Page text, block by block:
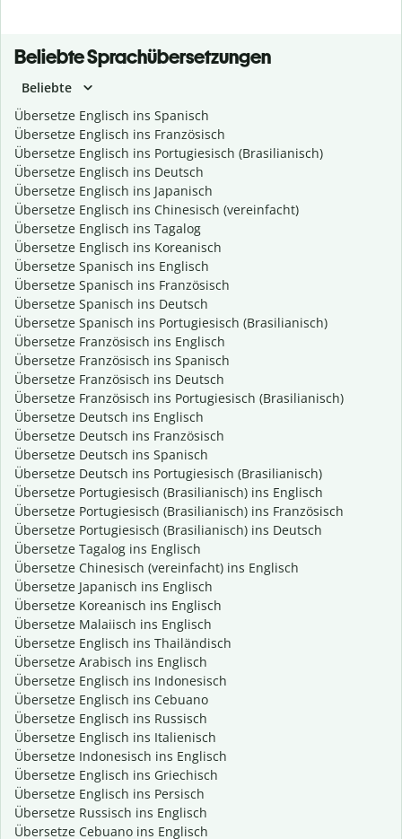
Beliebte Sprachübersetzungen
Beliebte
Übersetze Englisch ins Spanisch
Übersetze Englisch ins Französisch
Übersetze Englisch ins Portugiesisch (Brasilianisch)
Übersetze Englisch ins Deutsch
Übersetze Englisch ins Japanisch
Übersetze Englisch ins Chinesisch (vereinfacht)
Übersetze Englisch ins Tagalog
Übersetze Englisch ins Koreanisch
Übersetze Spanisch ins Englisch
Übersetze Spanisch ins Französisch
Übersetze Spanisch ins Deutsch
Übersetze Spanisch ins Portugiesisch (Brasilianisch)
Übersetze Französisch ins Englisch
Übersetze Französisch ins Spanisch
Übersetze Französisch ins Deutsch
Übersetze Französisch ins Portugiesisch (Brasilianisch)
Übersetze Deutsch ins Englisch
Übersetze Deutsch ins Französisch
Übersetze Deutsch ins Spanisch
Übersetze Deutsch ins Portugiesisch (Brasilianisch)
Übersetze Portugiesisch (Brasilianisch) ins Englisch
Übersetze Portugiesisch (Brasilianisch) ins Französisch
Übersetze Portugiesisch (Brasilianisch) ins Deutsch
Übersetze Tagalog ins Englisch
Übersetze Chinesisch (vereinfacht) ins Englisch
Übersetze Japanisch ins Englisch
Übersetze Koreanisch ins Englisch
Übersetze Malaiisch ins Englisch
Übersetze Englisch ins Thailändisch
Übersetze Arabisch ins Englisch
Übersetze Englisch ins Indonesisch
Übersetze Englisch ins Cebuano
Übersetze Englisch ins Russisch
Übersetze Englisch ins Italienisch
Übersetze Indonesisch ins Englisch
Übersetze Englisch ins Griechisch
Übersetze Englisch ins Persisch
Übersetze Russisch ins Englisch
Übersetze Cebuano ins Englisch